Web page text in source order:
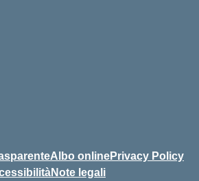
Albo onlinePrivacy Policy
Note legali